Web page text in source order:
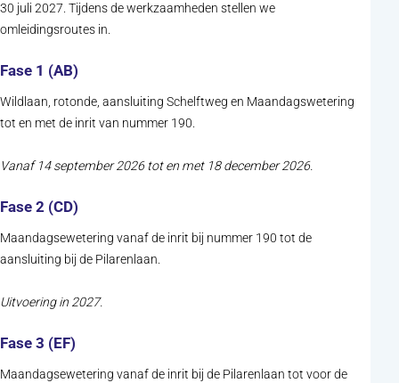
30 juli 2027. Tijdens de werkzaamheden stellen we
omleidingsroutes in.
Fase 1 (AB)
Wildlaan, rotonde, aansluiting Schelftweg en Maandagswetering
tot en met de inrit van nummer 190.
Vanaf 14 september 2026 tot en met 18 december 2026.
Fase 2 (CD)
Maandagsewetering vanaf de inrit bij nummer 190 tot de
aansluiting bij de Pilarenlaan.
Uitvoering in 2027.
Fase 3 (EF)
Maandagsewetering vanaf de inrit bij de Pilarenlaan tot voor de